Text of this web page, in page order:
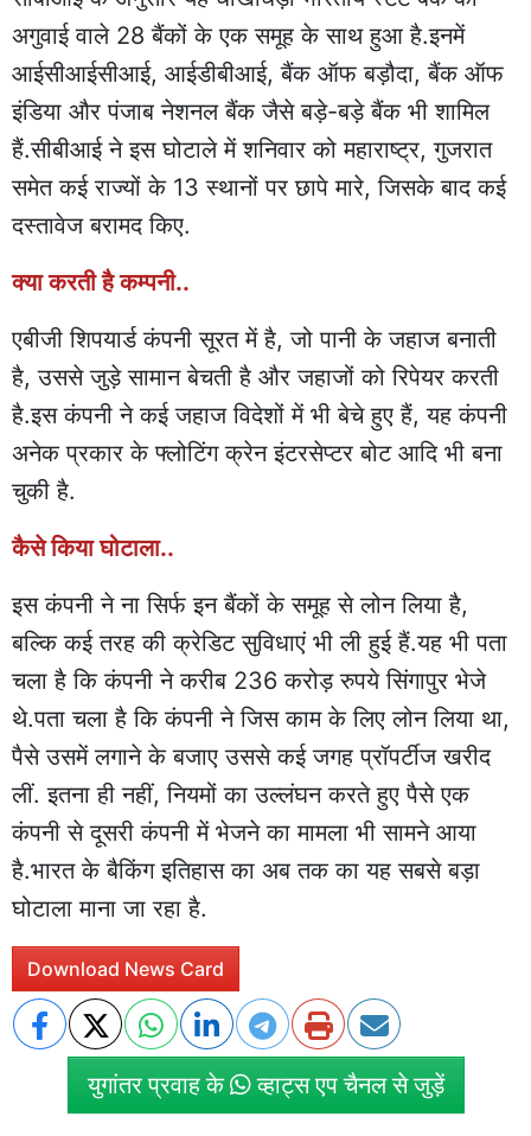
अगुवाई वाले 28 बैंकों के एक समूह के साथ हुआ है.इनमें
आईसीआईसीआई, आईडीबीआई, बैंक ऑफ बड़ौदा, बैंक ऑफ
इंडिया और पंजाब नेशनल बैंक जैसे बड़े-बड़े बैंक भी शामिल
हैं.सीबीआई ने इस घोटाले में शनिवार को महाराष्ट्र, गुजरात
समेत कई राज्यों के 13 स्थानों पर छापे मारे, जिसके बाद कई
दस्तावेज बरामद किए.
क्या करती है कम्पनी..
एबीजी शिपयार्ड कंपनी सूरत में है, जो पानी के जहाज बनाती
है, उससे जुड़े सामान बेचती है और जहाजों को रिपेयर करती
है.इस कंपनी ने कई जहाज विदेशों में भी बेचे हुए हैं, यह कंपनी
अनेक प्रकार के फ्लोटिंग क्रेन इंटरसेप्टर बोट आदि भी बना
चुकी है.
कैसे किया घोटाला..
इस कंपनी ने ना सिर्फ इन बैंकों के समूह से लोन लिया है,
बल्कि कई तरह की क्रेडिट सुविधाएं भी ली हुई हैं.यह भी पता
चला है कि कंपनी ने करीब 236 करोड़ रुपये सिंगापुर भेजे
थे.पता चला है कि कंपनी ने जिस काम के लिए लोन लिया था,
पैसे उसमें लगाने के बजाए उससे कई जगह प्रॉपर्टीज खरीद
लीं. इतना ही नहीं, नियमों का उल्लंघन करते हुए पैसे एक
कंपनी से दूसरी कंपनी में भेजने का मामला भी सामने आया
है.भारत के बैकिंग इतिहास का अब तक का यह सबसे बड़ा
घोटाला माना जा रहा है.
Download News Card
युगांतर प्रवाह के व्हाट्स एप चैनल से जुड़ें